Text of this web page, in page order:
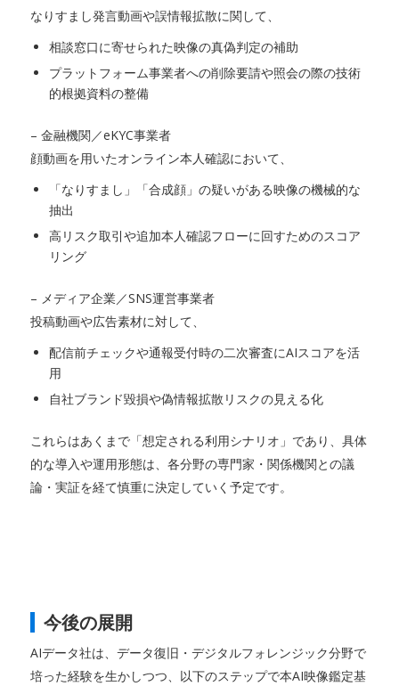
なりすまし発言動画や誤情報拡散に関して、
相談窓口に寄せられた映像の真偽判定の補助
プラットフォーム事業者への削除要請や照会の際の技術
的根拠資料の整備
– 金融機関／eKYC事業者
顔動画を用いたオンライン本人確認において、
「なりすまし」「合成顔」の疑いがある映像の機械的な
抽出
高リスク取引や追加本人確認フローに回すためのスコア
リング
– メディア企業／SNS運営事業者
投稿動画や広告素材に対して、
配信前チェックや通報受付時の二次審査にAIスコアを活
用
自社ブランド毀損や偽情報拡散リスクの見える化
これらはあくまで「想定される利用シナリオ」であり、具体
的な導入や運用形態は、各分野の専門家・関係機関との議
論・実証を経て慎重に決定していく予定です。
今後の展開
AIデータ社は、データ復旧・デジタルフォレンジック分野で
培った経験を生かしつつ、以下のステップで本AI映像鑑定基